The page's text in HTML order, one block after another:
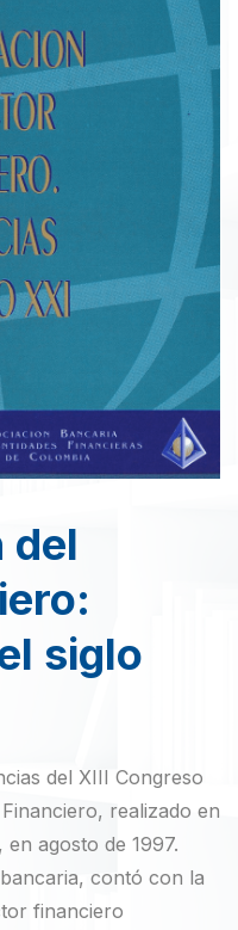
del
siglo
del XIII Congreso
realizado en
agosto de 1997.
contó con la
financiero